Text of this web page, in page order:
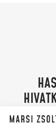
Süti szabályzat